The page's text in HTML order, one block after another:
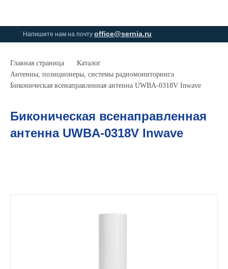
Напишите нам на почту office@sernia.ru
Главная страница
Каталог
Антенны, позиционеры, системы радиомониторинга
Биконическая всенаправленная антенна UWBA-0318V Inwave
Биконическая всенаправленная
антенна UWBA-0318V Inwave